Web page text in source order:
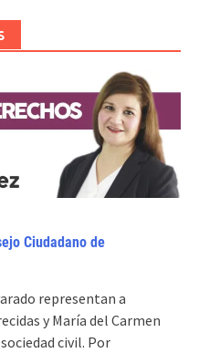
Ciudadano de
representan a
y María del Carmen
civil. Por